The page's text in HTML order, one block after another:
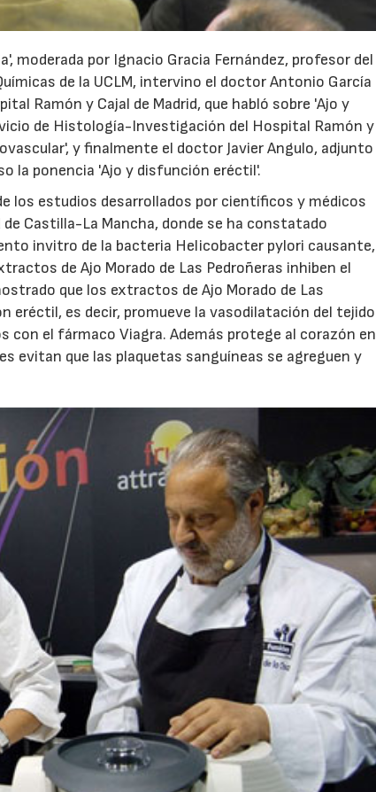
moderada por Ignacio Gracia Fernández, profesor del
de la UCLM, intervino el doctor Antonio García
Ramón y Cajal de Madrid, que habló sobre 'Ajo y
de Histología-Investigación del Hospital Ramón y
y finalmente el doctor Javier Angulo, adjunto
la ponencia 'Ajo y disfunción eréctil'.
los estudios desarrollados por científicos y médicos
Castilla-La Mancha, donde se ha constatado
invitro de la bacteria Helicobacter pylori causante,
de Ajo Morado de Las Pedroñeras inhiben el
que los extractos de Ajo Morado de Las
eréctil, es decir, promueve la vasodilatación del tejido
el fármaco Viagra. Además protege al corazón en
evitan que las plaquetas sanguíneas se agreguen y